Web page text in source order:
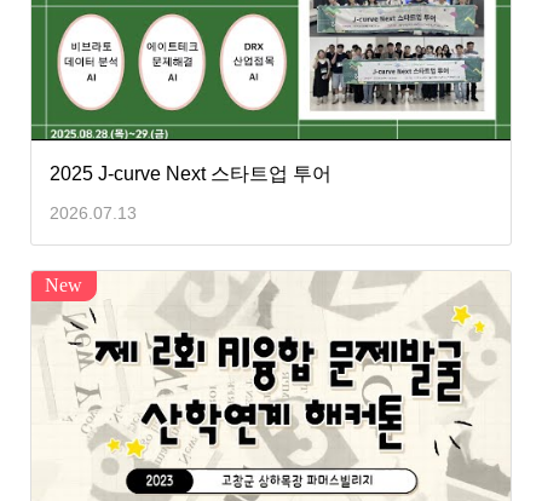
2025 J-curve Next 스타트업 투어
2026.07.13
New